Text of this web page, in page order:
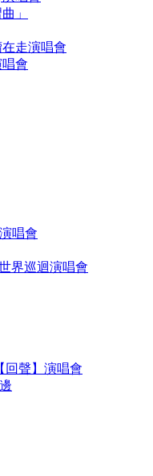
」
走演唱會
會
唱會
界巡迴演唱會
回聲】演唱會